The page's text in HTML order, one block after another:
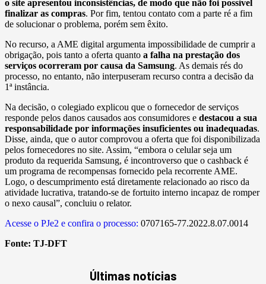
o site apresentou inconsistências, de modo que não foi possível
finalizar as compras. Por fim, tentou contato com a parte ré a fim
de solucionar o problema, porém sem êxito.
No recurso, a AME digital argumenta impossibilidade de cumprir a
obrigação, pois tanto a oferta quanto a falha na prestação dos
serviços ocorreram por causa da Samsung. As demais rés do
processo, no entanto, não interpuseram recurso contra a decisão da
1ª instância.
Na decisão, o colegiado explicou que o fornecedor de serviços
responde pelos danos causados aos consumidores e destacou a sua
responsabilidade por informações insuficientes ou inadequadas.
Disse, ainda, que o autor comprovou a oferta que foi disponibilizada
pelos fornecedores no site. Assim, “embora o celular seja um
produto da requerida Samsung, é incontroverso que o cashback é
um programa de recompensas fornecido pela recorrente AME.
Logo, o descumprimento está diretamente relacionado ao risco da
atividade lucrativa, tratando-se de fortuito interno incapaz de romper
o nexo causal”, concluiu o relator.
Acesse o PJe2 e confira o processo: 0707165-77.2022.8.07.0014
Fonte: TJ-DFT
Últimas notícias